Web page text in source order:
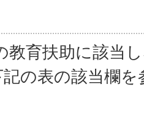
教育扶助に該当
の表の該当欄